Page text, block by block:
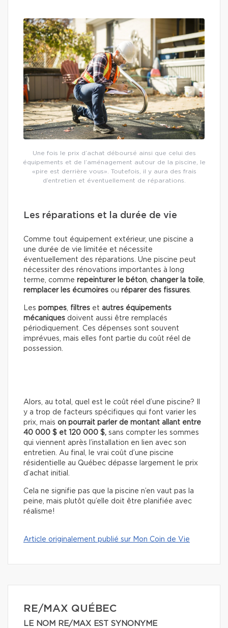
Une fois le prix d’achat déboursé ainsi que celui des
équipements et de l’aménagement autour de la piscine, le
«pire est derrière vous». Toutefois, il y aura des frais
d’entretien et éventuellement de réparations.
Les réparations et la durée de vie
Comme tout équipement extérieur, une piscine a
une durée de vie limitée et nécessite
éventuellement des réparations. Une piscine peut
nécessiter des rénovations importantes à long
terme, comme repeinturer le béton changer la toile
remplacer les écumoires ou réparer des fissures
Les pompes filtres et autres équipements
mécaniques doivent aussi être remplacés
périodiquement. Ces dépenses sont souvent
imprévues, mais elles font partie du coût réel de
possession.
Alors, au total, quel est le coût réel d’une piscine? Il
y a trop de facteurs spécifiques qui font varier les
prix, mais on pourrait parler de montant allant entre
40 000 $ et 120 000 $, sans compter les sommes
qui viennent après l’installation en lien avec son
entretien. Au final, le vrai coût d’une piscine
résidentielle au Québec dépasse largement le prix
d’achat initial.
Cela ne signifie pas que la piscine n’en vaut pas la
peine, mais plutôt qu’elle doit être planifiée avec
réalisme!
Article originalement publié sur Mon Coin de Vie
RE/MAX QUÉBEC
LE NOM RE/MAX EST SYNONYME